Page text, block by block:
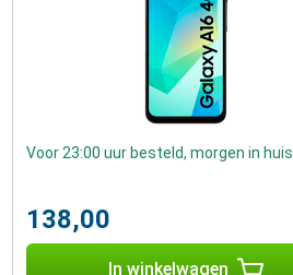
Voor 23:00 uur besteld, morgen in huis
138,00
In winkelwagen